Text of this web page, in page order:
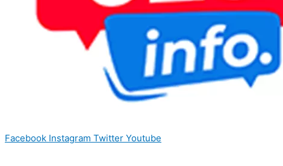
Facebook Instagram Twitter Youtube